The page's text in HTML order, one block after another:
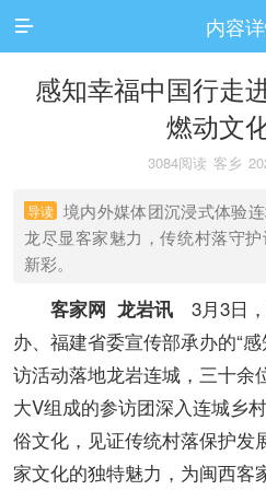
 内容
感知幸福中国行走
燃动文
3084阅读 客乡
导读 境内外媒体团沉浸式体验
龙尽显客家魅力，传统村落守
新彩。
客家网 龙岩讯 3月3日
办、福建省委宣传部承办的“
访活动落地龙岩连城，三十余
大V组成的参访团深入连城乡
俗文化，见证传统村落保护发
家文化的独特魅力，为闽西客